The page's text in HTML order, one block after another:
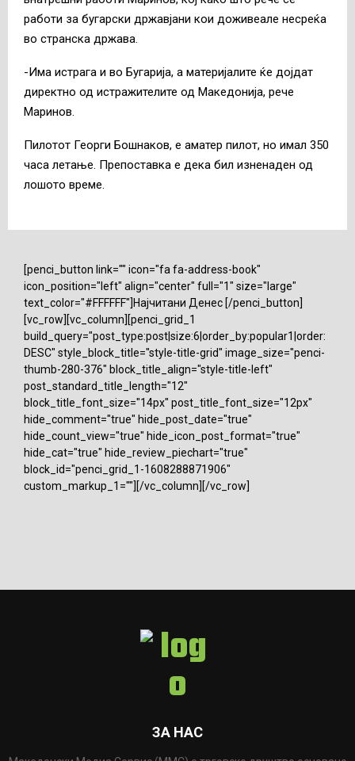
работи за бугарски државјани кои доживеале несреќа
во странска држава.
-Има истрага и во Бугарија, а материјалите ќе дојдат
директно од истражителите од Македонија, рече
Маринов.
Пилотот Георги Бошнаков, е аматер пилот, но имал 350
часа летање. Препоставка е дека бил изненаден од
лошото време.
[penci_button link="" icon="fa fa-address-book"
icon_position="left" align="center" full="1" size="large"
text_color="#FFFFFF"]Најчитани Денес [/penci_button]
[vc_row][vc_column][penci_grid_1
build_query="post_type:post|size:6|order_by:popular1|order:
DESC" style_block_title="style-title-grid" image_size="penci-
thumb-280-376" block_title_align="style-title-left"
post_standard_title_length="12"
block_title_font_size="14px" post_title_font_size="12px"
hide_comment="true" hide_post_date="true"
hide_count_view="true" hide_icon_post_format="true"
hide_cat="true" hide_review_piechart="true"
block_id="penci_grid_1-1608288871906"
custom_markup_1=""][/vc_column][/vc_row]
ЗА НАС